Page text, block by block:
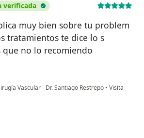
verificada
muy bien sobre tu problem
tratamientos te dice lo s
que no lo recomiendo
Vascular - Dr. Santiago Restrepo • Visita
Maria H